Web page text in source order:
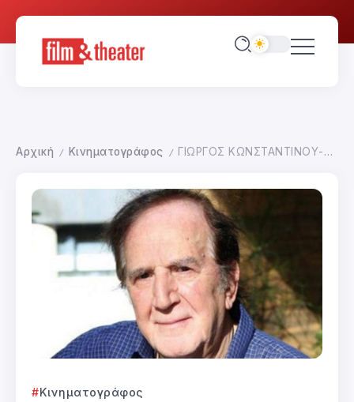
Αρχική / Κινηματογράφος / ΓΙΩΡΓΟΣ ΚΩΝΣΤΑΝΤΙΝΟΥ-ΑΝΑΦΟΡΑ ΣΤΟ ΕΡΓΟ ΤΟΥ
Κινηματογράφος